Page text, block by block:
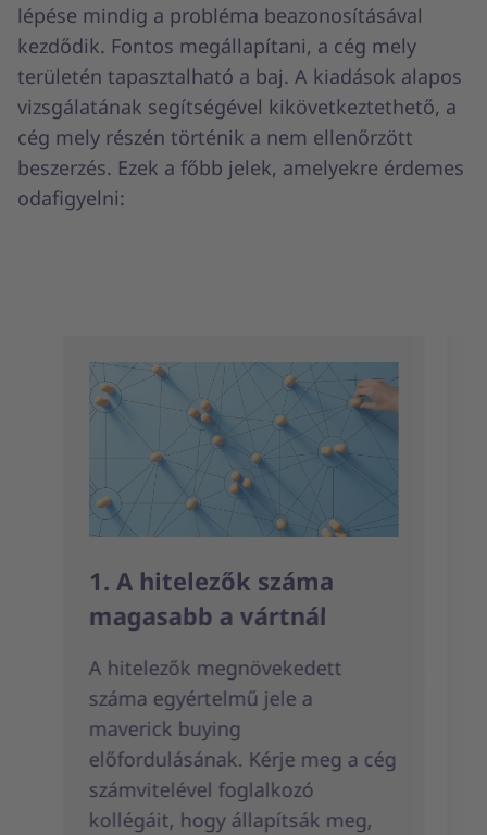
lépése mindig a probléma beazonosításával
kezdődik. Fontos megállapítani, a cég mely
területén tapasztalható a baj. A kiadások alapos
vizsgálatának segítségével kikövetkeztethető, a
cég mely részén történik a nem ellenőrzött
beszerzés. Ezek a főbb jelek, amelyekre érdemes
odafigyelni:
1. A hitelezők száma
magasabb a vártnál
A hitelezők megnövekedett
száma egyértelmű jele a
maverick buying
előfordulásának. Kérje meg a cég
számvitelével foglalkozó
kollégáit, hogy állapítsák meg,